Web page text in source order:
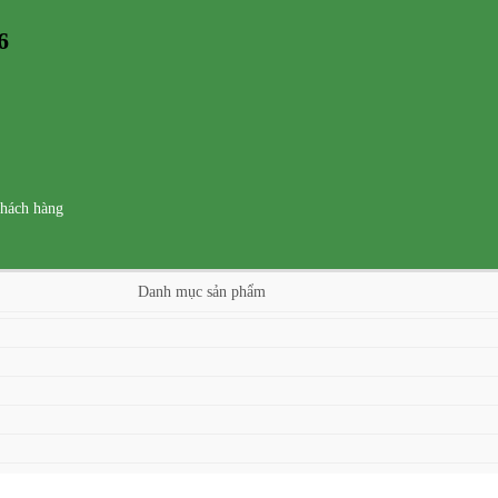
hàng
Danh mục sản phẩm